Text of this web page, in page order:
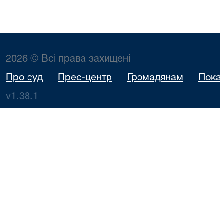
2026 © Всі права захищені
Про суд Прес-центр Громадянам
v1.38.1